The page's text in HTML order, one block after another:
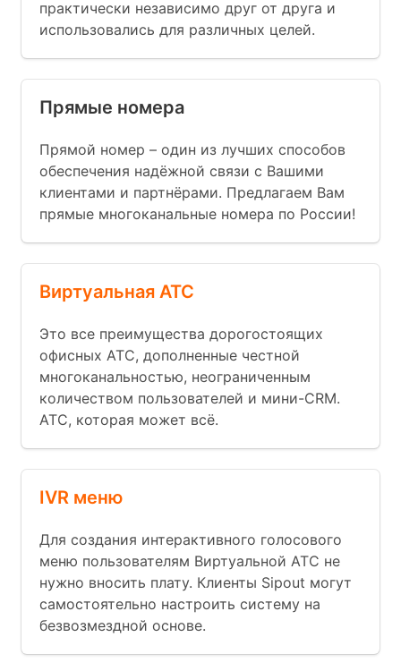
практически независимо друг от друга и
использовались для различных целей.
Прямые номера
Прямой номер – один из лучших способов
обеспечения надёжной связи с Вашими
клиентами и партнёрами. Предлагаем Вам
прямые многоканальные номера по России!
Виртуальная АТС
Это все преимущества дорогостоящих
офисных АТС, дополненные честной
многоканальностью, неограниченным
количеством пользователей и мини-CRM.
АТС, которая может всё.
IVR меню
Для создания интерактивного голосового
меню пользователям Виртуальной АТС не
нужно вносить плату. Клиенты Sipout могут
самостоятельно настроить систему на
безвозмездной основе.